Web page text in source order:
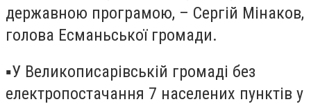
державною програмою, – Сергій Мінаков,
голова Есманьської громади.
▪️У Великописарівській громаді без
електропостачання 7 населених пунктів у